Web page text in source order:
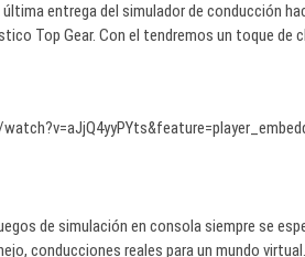
entrega del simulador de conducción
Top Gear. Con el tendremos un toque de
de simulación en consola siempre se
conducciones reales para un mundo